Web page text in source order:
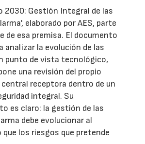
2030: Gestión Integral de las
elaborado por AES, parte
de esa premisa. El documento
analizar la evolución de las
punto de vista tecnológico,
una revisión del propio
receptora dentro de un
integral. Su
es claro: la gestión de las
debe evolucionar al
los riesgos que pretende